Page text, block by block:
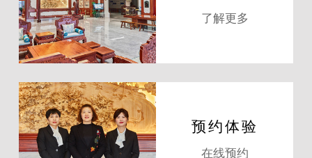
了解更多
预约体验
在线预约